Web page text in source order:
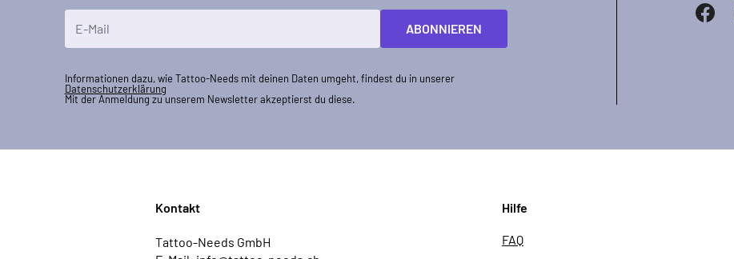
ABONNIEREN
Informationen dazu, wie Tattoo-Needs mit deinen Daten umgeht, findest du in unserer
Datenschutzerklärung
Mit der Anmeldung zu unserem Newsletter akzeptierst du diese.
Kontakt
Tattoo-Needs GmbH
Hilfe
FAQ